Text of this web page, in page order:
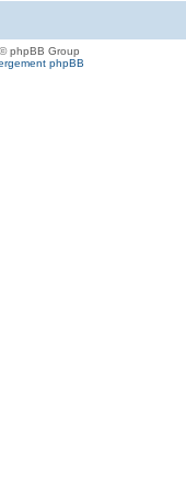
phpBB Group
phpBB